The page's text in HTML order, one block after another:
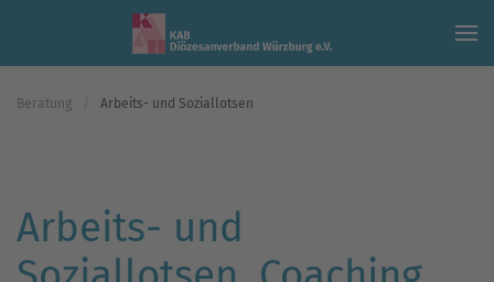
Skip to main content
Beratung Arbeits- und Soziallotsen
Arbeits- und